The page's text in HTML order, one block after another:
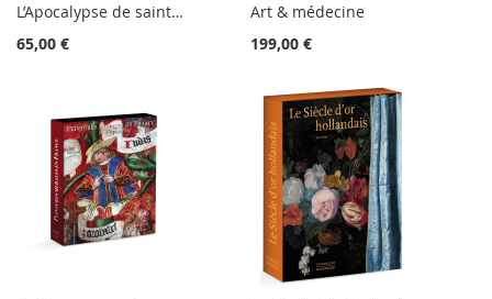
L’Apocalypse de saint Jean
65,00 €
Art & médecine
199,00 €